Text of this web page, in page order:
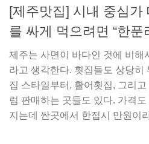
[제주맛집] 시내 중심가
를 싸게 먹으려면 “한푼
제주는 사면이 바다인 것에 비해
라고 생각한다. 횟집들도 상당히
집 스타일부터, 활어횟집, 그리
럼 판매하는 곳들도 있다. 가격
지는데 싼곳에서 한접시 만원이